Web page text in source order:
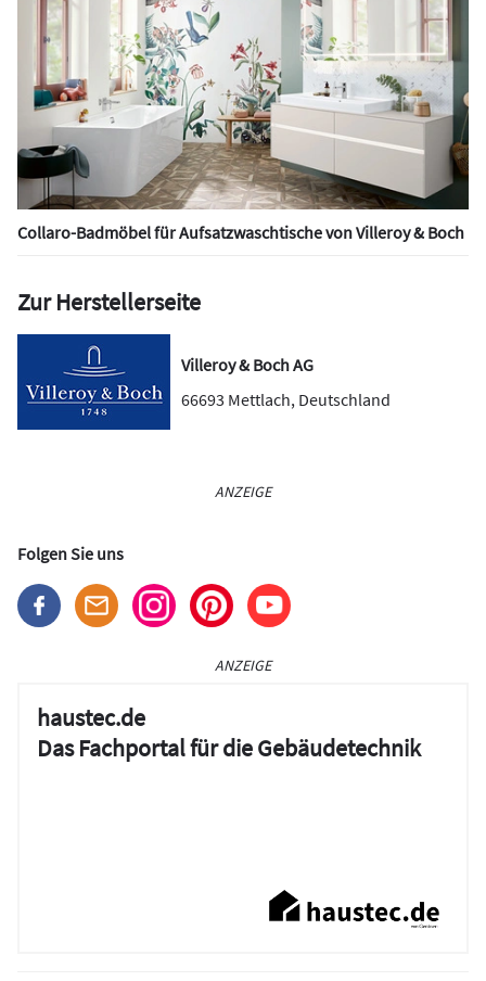
Collaro-Badmöbel für Aufsatzwaschtische von Villeroy & Boch
Zur Herstellerseite
Villeroy & Boch AG
66693 Mettlach, Deutschland
ANZEIGE
Folgen Sie uns
ANZEIGE
haustec.de
Das Fachportal für die Gebäudetechnik